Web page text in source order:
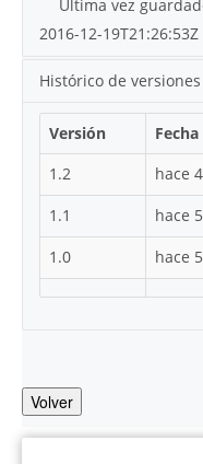
Última vez
2016-12-19T21:26:53Z
Histórico de versiones
Versión Fecha
1.2
hace
1.1
hace
1.0
hace
Volver